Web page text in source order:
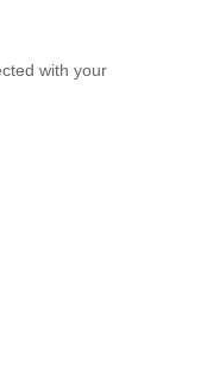
with your